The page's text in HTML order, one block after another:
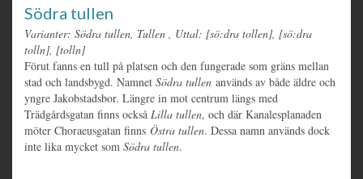
Södra tullen
Varianter: Södra tullen, Tullen , Uttal: [sö:dra tollen], [sö:dra
tolln], [tolln]
Förut fanns en tull på platsen och den fungerade som gräns mellan
stad och landsbygd. Namnet Södra tullen används av både äldre och
yngre Jakobstadsbor. Längre in mot centrum längs med
Trädgårdsgatan finns också Lilla tullen, och där Kanalesplanaden
möter Choraeusgatan finns Östra tullen. Dessa namn används dock
inte lika mycket som Södra tullen.